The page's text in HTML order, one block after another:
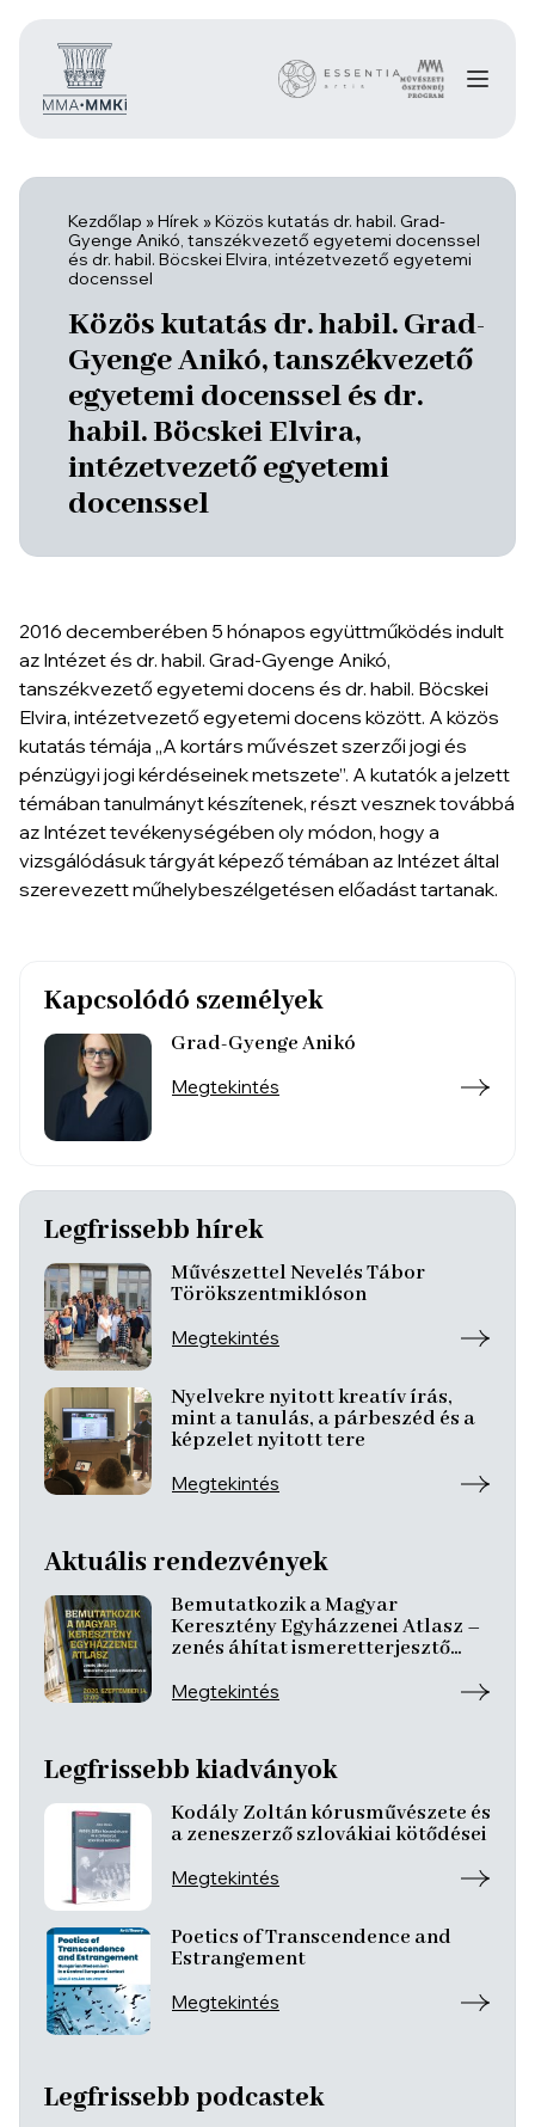
Kezdőlap »Hírek »Közös kutatás dr. habil. Grad-
Gyenge Anikó, tanszékvezető egyetemi docenssel
és dr. habil. Böcskei Elvira, intézetvezető egyetemi
docenssel
Közös kutatás dr. habil. Grad-
Gyenge Anikó, tanszékvezető
egyetemi docenssel és dr.
habil. Böcskei Elvira,
intézetvezető egyetemi
docenssel
2016 decemberében 5 hónapos együttműködés indult
az Intézet és dr. habil. Grad-Gyenge Anikó,
tanszékvezető egyetemi docens és dr. habil. Böcskei
Elvira, intézetvezető egyetemi docens között. A közös
kutatás témája „A kortárs művészet szerzői jogi és
pénzügyi jogi kérdéseinek metszete”. A kutatók a jelzett
témában tanulmányt készítenek, részt vesznek továbbá
az Intézet tevékenységében oly módon, hogy a
vizsgálódásuk tárgyát képező témában az Intézet által
szerevezett műhelybeszélgetésen előadást tartanak.
Kapcsolódó személyek
Grad-Gyenge Anikó
Megtekintés
Legfrissebb hírek
Művészettel Nevelés Tábor
Törökszentmiklóson
Megtekintés
Nyelvekre nyitott kreatív írás,
mint a tanulás, a párbeszéd és a
képzelet nyitott tere
Megtekintés
Aktuális rendezvények
Bemutatkozik a Magyar
Keresztény Egyházzenei Atlasz –
zenés áhítat ismeretterjesztő
Megtekintés
Legfrissebb kiadványok
Kodály Zoltán kórusművészete és
a zeneszerző szlovákiai kötődései
Megtekintés
Poetics of Transcendence and
Estrangement
Megtekintés
Legfrissebb podcastek